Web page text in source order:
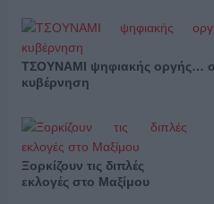
ΤΣΟΥΝΑΜΙ ψηφιακής οργής…
κυβέρνηση
Ξορκίζουν τις διπλές
εκλογές στο Μαξίμου